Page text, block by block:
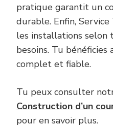
pratique garantit un
durable. Enfin,
les installations
besoins. Tu bénéficies
complet et fiable.
Tu peux consulter
Construction d’un
pour en savoir plus.